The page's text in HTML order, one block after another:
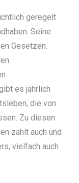
geregelt
Seine
Gesetzen.
es jährlich
die von
Zu diesen
zählt auch und
vielfach auch